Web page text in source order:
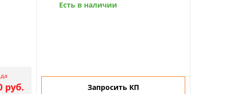
руб.
Есть в наличии
Запросить КП